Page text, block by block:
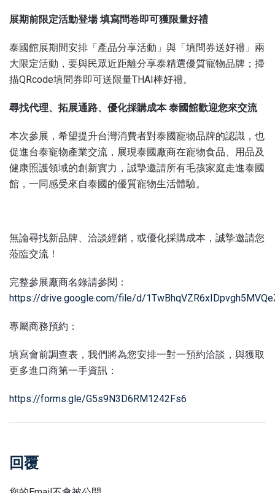
展期前限定活動登場 填寫問卷即可獲限量好禮
泰國館展期間安排「產品分享活動」與「填問券送好禮」兩
大限定活動，要與民眾近距離分享泰精選優質寵物品牌；掃
描QRcode填問券即可送限量THAI棒好禮。
尋找代理、拓展通路、優化採購成本 泰國館歡迎您來交流
本次參展，希望提升台灣消費者對泰國寵物品牌的認識，也
促進台泰寵物產業交流，展現泰國廠商在寵物食品、用品及
健康照護領域的創新實力，誠摯邀請所有毛孩家庭走進泰國
館，一同感受來自泰國的優質寵物生活體驗。
無論尋找新品牌、洽談經銷，或優化採購成本，誠摯邀請您
蒞臨交流！
完整參展廠商名錄請參閱：
https://drive.google.com/file/d/
專屬商務預約：
填寫會前調查表，我們將為您安排一對一預約洽談，與獲取
更多進口商第一手資訊：
https://forms.gle/G5s9N3D6RM1242Fs6
回覆